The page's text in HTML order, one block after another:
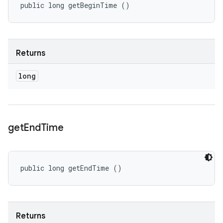
public long getBeginTime ()
Returns
long
getEndTime
public long getEndTime ()
Returns